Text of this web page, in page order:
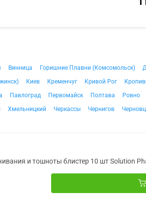
Винница Горишние Плавни (Комсомольск)
Киев Кременчуг Кривой Рог
Павлоград Первомайск Полтава Ровно
Хмельницкий Черкассы Чернигов
и тошноты блистер 10 шт Solution